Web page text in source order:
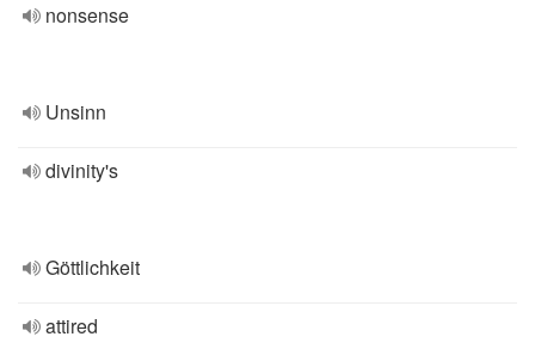
nonsense
Unsinn
divinity's
Göttlichkeit
attired